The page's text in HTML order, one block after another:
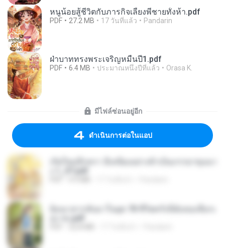
หนูน้อยสู้ชีวิตกับภารกิจเลี้ยงพี่ชายทั้งห้า.pdf
PDF 27.2 MB 17 วันที่แล้ว Pandarin
ฝ่าบาททรงพระเจริญหมื่นปี1.pdf
PDF 6.4 MB ประมาณหนึ่งปีที่แล้ว Orasa K.
มีไฟล์ซ่อนอยู่อีก
ดำเนินการต่อในแอป
เกิดใหม่อีกครา อี๋เหนียงอย่างข้าเป็นภรรยาขุนนา
ย้อนเวลากลับมาในยุค 70 ชีวิตครั้งนี้ฉันขอเลือกเ